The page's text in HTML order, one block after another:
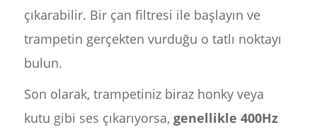
çıkarabilir. Bir çan filtresi ile başlayın ve
trampetin gerçekten vurduğu o tatlı noktayı
bulun.
Son olarak, trampetiniz biraz honky veya
kutu gibi ses çıkarıyorsa, genellikle 400Hz